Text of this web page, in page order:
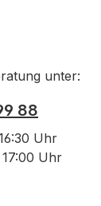
unter:
88
Uhr
Uhr